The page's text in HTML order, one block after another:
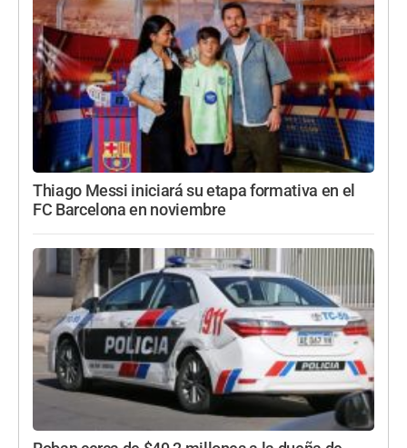
Thiago Messi iniciará su etapa formativa en el
FC Barcelona en noviembre